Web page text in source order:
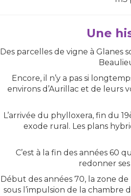
Une
Des parcelles de vigne à Glanes
Encore, il n’y a pas si
environs d’Aurillac et de leurs
L’arrivée du phylloxera, fin du
exode rural. Les plans
C’est à la fin des années 60
redonner
Début des années 70, la zone
sous l’impulsion de la chambre